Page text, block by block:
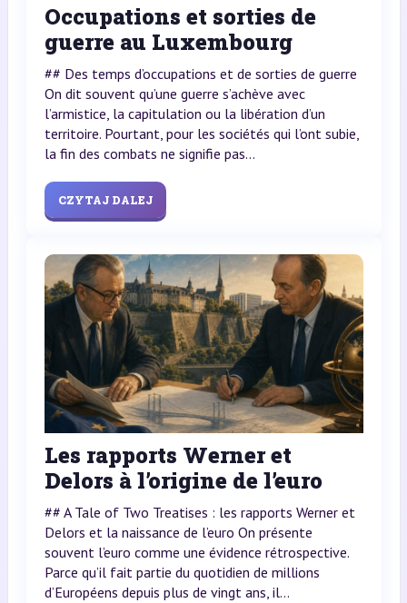
Occupations et sorties de
guerre au Luxembourg
## Des temps d’occupations et de sorties de guerre
On dit souvent qu’une guerre s’achève avec
l’armistice, la capitulation ou la libération d’un
territoire. Pourtant, pour les sociétés qui l’ont subie,
la fin des combats ne signifie pas...
CZYTAJ DALEJ
Les rapports Werner et
Delors à l’origine de l’euro
## A Tale of Two Treatises : les rapports Werner et
Delors et la naissance de l’euro On présente
souvent l’euro comme une évidence rétrospective.
Parce qu’il fait partie du quotidien de millions
d’Européens depuis plus de vingt ans, il...